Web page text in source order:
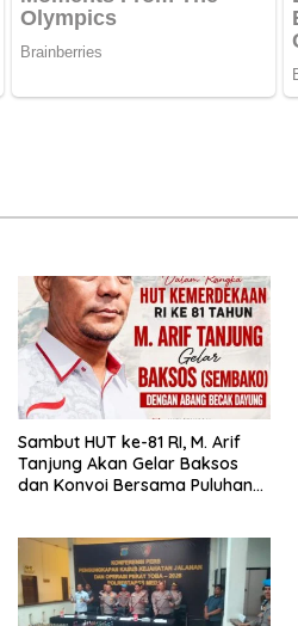
‎Sambut HUT ke-81 RI, M. Arif
Tanjung Akan Gelar Baksos
dan Konvoi Bersama Puluhan